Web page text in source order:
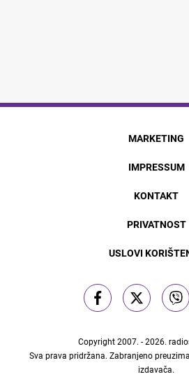
MARKETING
IMPRESSUM
KONTAKT
PRIVATNOST
USLOVI
Copyright 2007. - 2026.
Sva prava pridržana. Zabranjeno
izdavača.